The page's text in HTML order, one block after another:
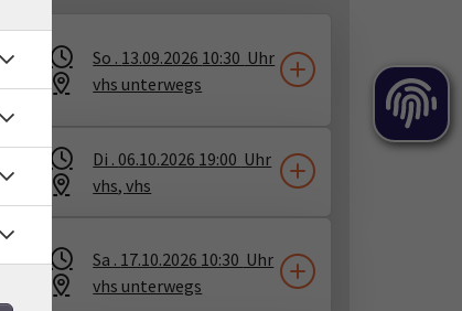
So . 13.09.2026 10:30 Uhr
vhs unterwegs
Di . 06.10.2026 19:00 Uhr
vhs​,vhs
Sa . 17.10.2026 10:30 Uhr
vhs unterwegs